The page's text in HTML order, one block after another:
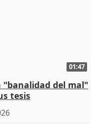
01:47
"banalidad del mal"
tesis